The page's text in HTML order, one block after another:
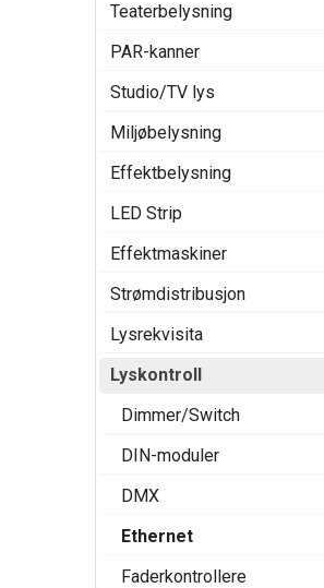
Teaterbelysning
PAR-kanner
Studio/TV lys
Miljøbelysning
Effektbelysning
LED Strip
Effektmaskiner
Strømdistribusjon
Lysrekvisita
Lyskontroll
Dimmer/Switch
DIN-moduler
DMX
Ethernet
Faderkontrollere